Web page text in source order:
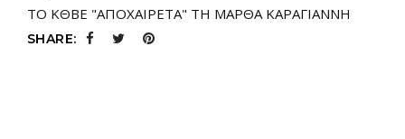
ΤΟ ΚΘΒΕ "ΑΠΟΧΑΙΡΕΤΑ" ΤΗ ΜΑΡΘΑ ΚΑΡΑΓΙΑΝΝΗ
SHARE: